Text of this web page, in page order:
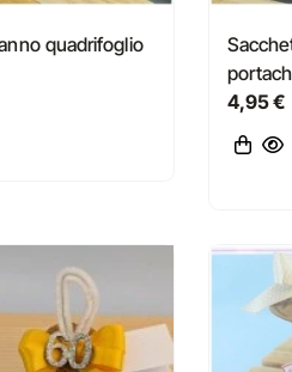
quadrifoglio
4,95 €